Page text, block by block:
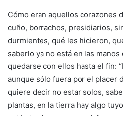
Cómo eran aquellos corazones
cuño, borrachos, presidiarios,
durmientes, qué les hicieron,
saberlo ya no está en las
quedarse con ellos hasta el fin:
aunque sólo fuera por el placer
quiere decir no estar solos,
plantas, en la tierra hay algo